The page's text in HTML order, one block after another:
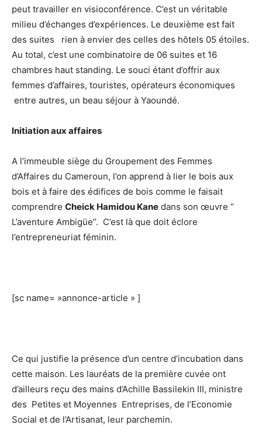
peut travailler en visioconférence. C’est un véritable
milieu d’échanges d’expériences. Le deuxième est fait
des suites rien à envier des celles des hôtels 05 étoiles.
Au total, c’est une combinatoire de 06 suites et 16
chambres haut standing. Le souci étant d’offrir aux
femmes d’affaires, touristes, opérateurs économiques
entre autres, un beau séjour à Yaoundé.
Initiation aux affaires
A l’immeuble siège du Groupement des Femmes
d’Affaires du Cameroun, l’on apprend à lier le bois aux
bois et à faire des édifices de bois comme le faisait
comprendre Cheick Hamidou Kane dans son œuvre ‘’
L’aventure Ambigüe’’. C’est là que doit éclore
l’entrepreneuriat féminin.
[sc name= »annonce-article » ]
Ce qui justifie la présence d’un centre d’incubation dans
cette maison. Les lauréats de la première cuvée ont
d’ailleurs reçu des mains d’Achille Bassilekin III, ministre
des Petites et Moyennes Entreprises, de l’Economie
Social et de l’Artisanat, leur parchemin.